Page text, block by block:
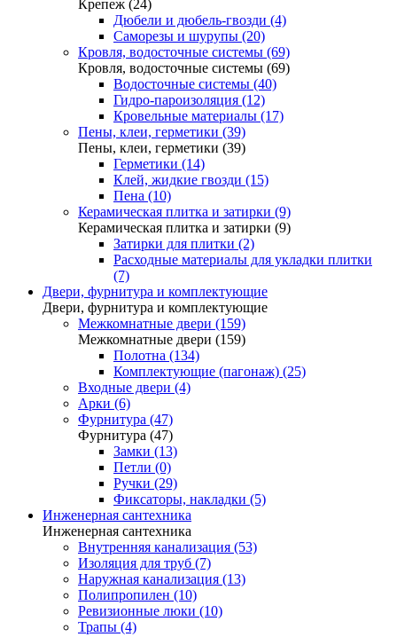
Крепеж (24)
Дюбели и дюбель-гвозди (4)
Саморезы и шурупы (20)
Кровля, водосточные системы (69)
Кровля, водосточные системы (69)
Водосточные системы (40)
Гидро-пароизоляция (12)
Кровельные материалы (17)
Пены, клеи, герметики (39)
Пены, клеи, герметики (39)
Герметики (14)
Клей, жидкие гвозди (15)
Пена (10)
Керамическая плитка и затирки (9)
Керамическая плитка и затирки (9)
Затирки для плитки (2)
Расходные материалы для укладки плитки
(7)
Двери, фурнитура и комплектующие
Двери, фурнитура и комплектующие
Межкомнатные двери (159)
Межкомнатные двери (159)
Полотна (134)
Комплектующие (пагонаж) (25)
Входные двери (4)
Арки (6)
Фурнитура (47)
Фурнитура (47)
Замки (13)
Петли (0)
Ручки (29)
Фиксаторы, накладки (5)
Инженерная сантехника
Инженерная сантехника
Внутренняя канализация (53)
Изоляция для труб (7)
Наружная канализация (13)
Полипропилен (10)
Ревизионные люки (10)
Трапы (4)